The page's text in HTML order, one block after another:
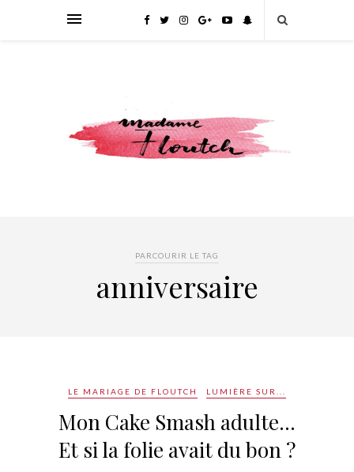
PARCOURIR LE TAG
anniversaire
LE MARIAGE DE FLOUTCH LUMIÈRE SUR...
Mon Cake Smash adulte…
Et si la folie avait du bon ?